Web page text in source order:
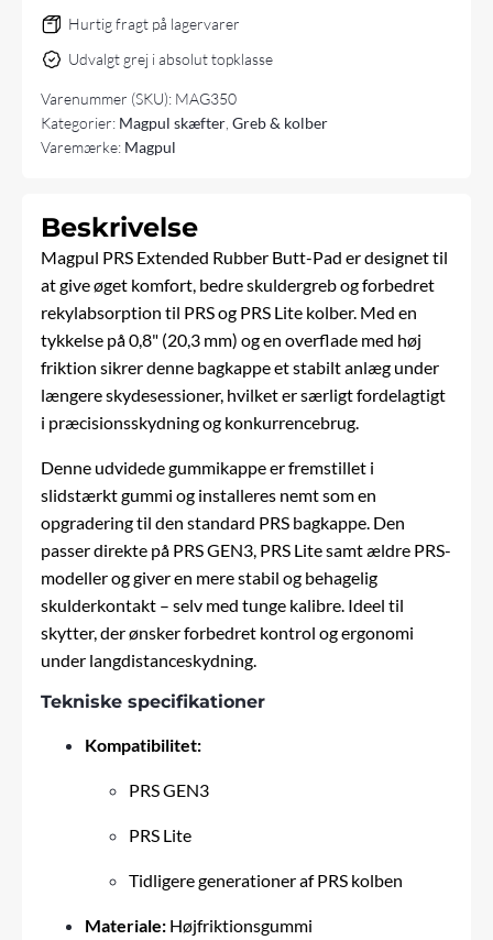
Pad,
0.80"
antal
Hurtig fragt på lagervarer
Udvalgt grej i absolut topklasse
Varenummer (SKU): MAG350
Kategorier: Magpul skæfter ,Greb & kolber
Varemærke: Magpul
Beskrivelse
Magpul PRS Extended Rubber Butt-Pad er designet til
at give øget komfort, bedre skuldergreb og forbedret
rekylabsorption til PRS og PRS Lite kolber. Med en
tykkelse på 0,8" (20,3 mm) og en overflade med høj
friktion sikrer denne bagkappe et stabilt anlæg under
længere skydesessioner, hvilket er særligt fordelagtigt
i præcisionsskydning og konkurrencebrug.
Denne udvidede gummikappe er fremstillet i
slidstærkt gummi og installeres nemt som en
opgradering til den standard PRS bagkappe. Den
passer direkte på PRS GEN3, PRS Lite samt ældre PRS-
modeller og giver en mere stabil og behagelig
skulderkontakt – selv med tunge kalibre. Ideel til
skytter, der ønsker forbedret kontrol og ergonomi
under langdistanceskydning.
Tekniske specifikationer
Kompatibilitet:
PRS GEN3
PRS Lite
Tidligere generationer af PRS kolben
Materiale: Højfriktionsgummi